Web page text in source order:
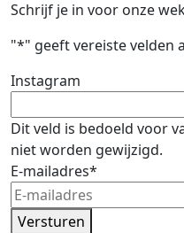
Schrijf je in voor onze
"*" geeft vereiste velden
Instagram
Dit veld is bedoeld voor
niet worden gewijzigd.
E-mailadres*
Versturen